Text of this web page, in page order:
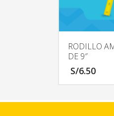
RODILLO
DE 9″
S/6.50